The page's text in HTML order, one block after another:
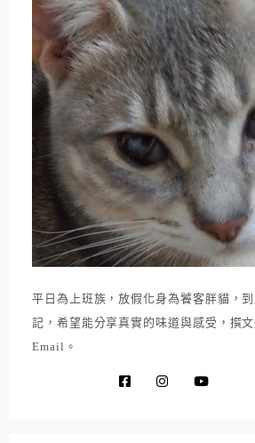
平日為上班族，放假化身為饕客胖貓，
記，希望能分享真實的味道與感受，撰
Email。